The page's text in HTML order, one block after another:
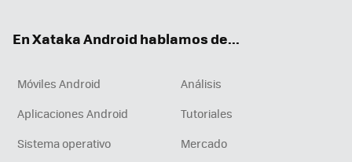
En Xataka Android hablamos de...
Móviles Android
Análisis
Aplicaciones Android
Tutoriales
Sistema operativo
Mercado